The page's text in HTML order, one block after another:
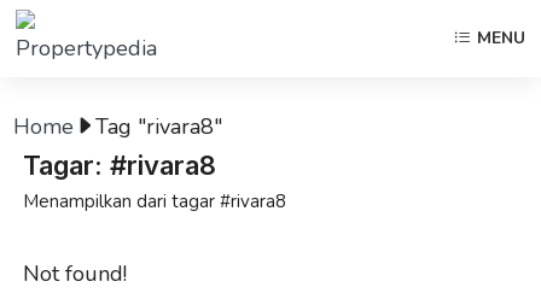
MENU
Home Tag "rivara8"
Tagar: #rivara8
Menampilkan dari tagar #rivara8
Not found!